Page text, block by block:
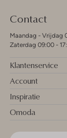
Contact
Maandag - Vrijdag
Zaterdag 09:00 -
Klantenservice
Account
Inspiratie
Omoda